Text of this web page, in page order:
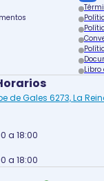
de Gales 6273, La
a 18:00
a 18:00